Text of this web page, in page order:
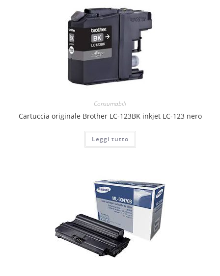
Consumabili
Cartuccia originale Brother LC-123BK inkjet LC-123 nero
Leggi tutto